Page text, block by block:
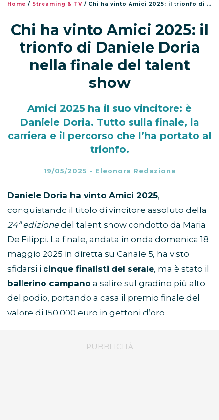
Home / Streaming & TV / Chi ha vinto Amici 2025: il trionfo di Daniele Doria nella finale del talent show
Chi ha vinto Amici 2025: il
trionfo di Daniele Doria
nella finale del talent
show
Amici 2025 ha il suo vincitore: è
Daniele Doria. Tutto sulla finale, la
carriera e il percorso che l’ha portato al
trionfo.
19/05/2025 - Eleonora Redazione
Daniele Doria ha vinto Amici 2025,
conquistando il titolo di vincitore assoluto della
24ª edizionedel talent show condotto da Maria
De Filippi. La finale, andata in onda domenica 18
maggio 2025 in diretta su Canale 5, ha visto
sfidarsi i cinque finalisti del serale, ma è stato il
ballerino campano a salire sul gradino più alto
del podio, portando a casa il premio finale del
valore di 150.000 euro in gettoni d’oro.